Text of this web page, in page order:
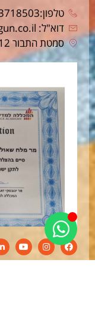
טלפון:072-3718503
דוא"ל: info@promigun.co.il
סמטת התבור 12 א”ת סגולה פ”ת